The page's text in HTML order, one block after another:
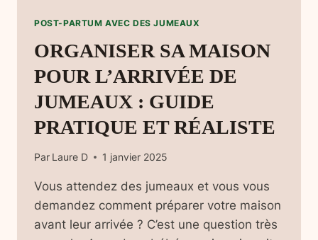
POST-PARTUM AVEC DES JUMEAUX
ORGANISER SA MAISON
POUR L’ARRIVÉE DE
JUMEAUX : GUIDE
PRATIQUE ET RÉALISTE
Par Laure D 1 janvier 2025
Vous attendez des jumeaux et vous vous
demandez comment préparer votre maison
avant leur arrivée ? C’est une question très